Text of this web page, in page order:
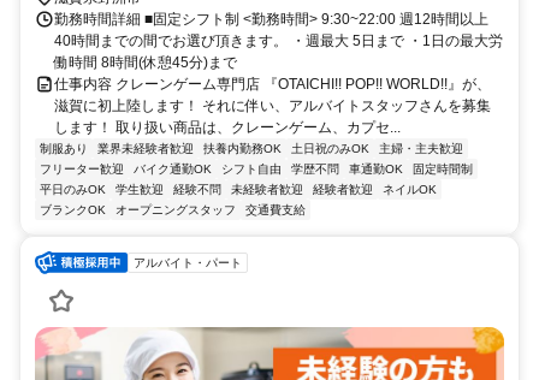
勤務時間詳細 ■固定シフト制 <勤務時間> 9:30~22:00 週12時間以上
40時間までの間でお選び頂きます。 ・週最大 5日まで ・1日の最大労
働時間 8時間(休憩45分)まで
仕事内容 クレーンゲーム専門店 『OTAICHI!! POP!! WORLD!!』が、
滋賀に初上陸します！ それに伴い、アルバイトスタッフさんを募集
します！ 取り扱い商品は、クレーンゲーム、カプセ...
制服あり 業界未経験者歓迎 扶養内勤務OK 土日祝のみOK
主婦・主夫歓迎
フリーター歓迎
バイク通勤OK シフト自由 学歴不問 車通勤OK
固定時間制
平日のみOK
学生歓迎 経験不問 未経験者歓迎 経験者歓迎
ネイルOK
ブランクOK
オープニングスタッフ 交通費支給
アルバイト・パート